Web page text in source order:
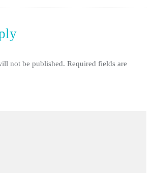
not be published. Required fields are